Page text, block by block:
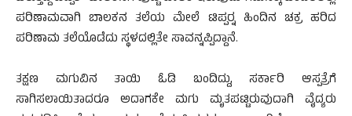
ಪರಿಣಾಮವಾಗಿ ಬಾಲಕನ ತಲೆಯ ಮೇಲೆ ಟಿಪ್ಪರ್‍ನ ಹಿಂದಿನ ಚಕ್ರ ಹರಿದ
ಪರಿಣಾಮ ತಲೆಯೊಡೆದು ಸ್ಥಳದಲ್ಲಿತೇ ಸಾವನ್ನಪ್ಪಿದ್ದಾನೆ.
ತಕ್ಷಣ ಮಗುವಿನ ತಾಯಿ ಓಡಿ ಬಂದಿದ್ದು, ಸರ್ಕಾರಿ ಆಸ್ಪತ್ರೆಗೆ
ಸಾಗಿಸಲಾಯಿತಾದರೂ ಅದಾಗಕೇ ಮಗು ಮೃತಪಟ್ಟಿರುವುದಾಗಿ ವೈದ್ಯರು